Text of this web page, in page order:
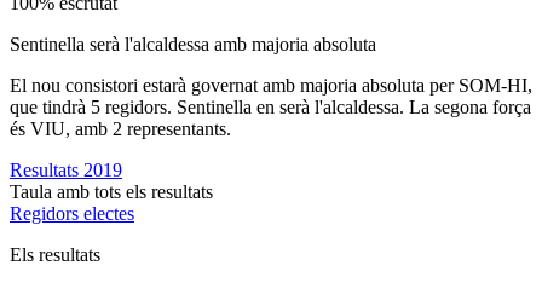
Sentinella serà l'alcaldessa amb majoria absoluta
El nou consistori estarà governat amb majoria absoluta per SOM-HI,
que tindrà 5 regidors. Sentinella en serà l'alcaldessa. La segona força
és VIU, amb 2 representants.
Resultats 2019
Taula amb tots els resultats
Regidors electes
Els resultats